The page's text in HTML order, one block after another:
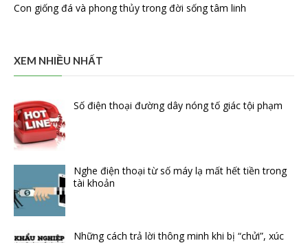
Con giống đá và phong thủy trong đời sống tâm linh
XEM NHIỀU NHẤT
Số điện thoại đường dây nóng tố giác tội phạm
Nghe điện thoại từ số máy lạ mất hết tiền trong
tài khoản
Những cách trả lời thông minh khi bị “chửi”, xúc